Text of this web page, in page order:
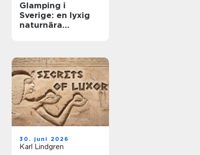
Glamping i
Sverige: en lyxig
naturnära
30. juni 2026
Karl Lindgren